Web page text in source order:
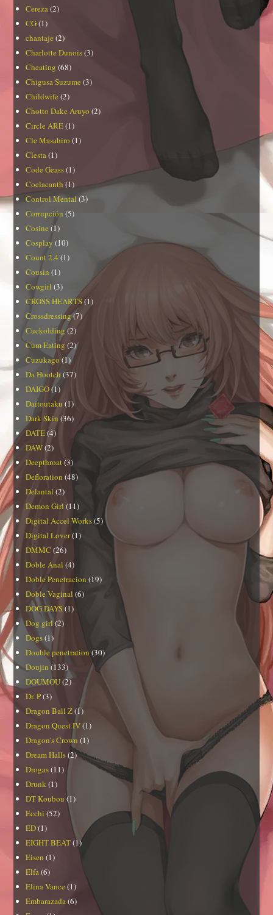
Cereza (2)
CG(1)
chantaje (2)
Charlotte Dunois(3)
Cheating (68)
Chigusa Suzume (3)
Childwife (2)
Chotto Dake Aruyo (2)
Circle ARE(1)
Cle Masahiro (1)
Clesta (1)
Code Geass(1)
Coelacanth (1)
Control Mental (3)
Corrupción (5)
Cosine (1)
Cosplay (10)
Count 2.4 (1)
Cousin (1)
Cowgirl (3)
CROSS HEARTS(1)
Crossdressing(7)
Cuckolding(2)
Cum Eating (2)
Cuzukago (1)
Da Hootch (37)
DAIGO(1)
Daitoutaku (1)
Dark Skin (36)
DATE(4)
DAW(2)
Deepthroat (3)
Defloration (48)
Delantal (2)
Demon Girl (11)
Digital Accel Works(5)
Digital Lover(1)
DMMC (26)
Doble Anal (4)
Doble Penetracion (19)
Doble Vaginal (6)
DOG DAYS(1)
Dog girl (2)
Dogs(1)
Double penetration (30)
Doujin (133)
DOUMOU(2)
Dr. P(3)
Dragon Ball Z(1)
Dragon Quest IV(1)
Dragon's Crown (1)
Dream Halls(2)
Drogas(11)
Drunk (1)
DT Koubou (1)
Ecchi (52)
ED(1)
EIGHT BEAT(1)
Eisen (1)
Elfa (6)
Elina Vance(1)
Embarazada (6)